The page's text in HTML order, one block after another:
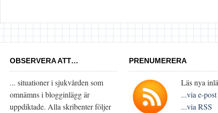
OBSERVERA ATT…
... situationer i sjukvården som
omnämns i blogginlägg är
uppdiktade. Alla skribenter följer
PRENUMERERA
Läs nya
...via e-post
...via RSS